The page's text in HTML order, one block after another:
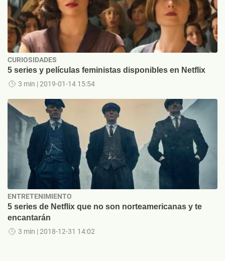
CURIOSIDADES
5 series y películas feministas disponibles en Netflix
3 min | 2019-01-14 15:54
ENTRETENIMIENTO
5 series de Netflix que no son norteamericanas y te
encantarán
3 min | 2018-12-31 14:02